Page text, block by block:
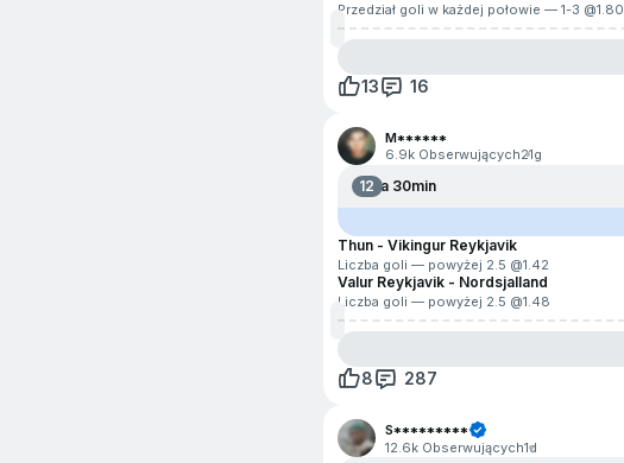
Przedział goli w każdej połowie — 1-3 @1.80
13
16
M******
6.9k Obserwujących21g
12Za 30min
Thun - Vikingur Reykjavik
Liczba goli — powyżej 2.5 @1.42
Valur Reykjavik - Nordsjalland
Liczba goli — powyżej 2.5 @1.48
8
287
S*********
12.6k Obserwujących1d